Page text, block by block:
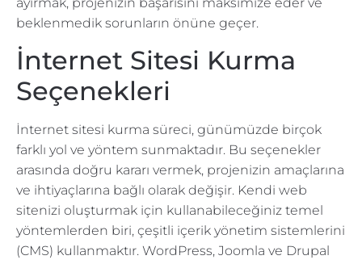
ayırmak, projenizin başarısını maksimize eder ve
beklenmedik sorunların önüne geçer.
İnternet Sitesi Kurma
Seçenekleri
İnternet sitesi kurma süreci, günümüzde birçok
farklı yol ve yöntem sunmaktadır. Bu seçenekler
arasında doğru kararı vermek, projenizin amaçlarına
ve ihtiyaçlarına bağlı olarak değişir. Kendi web
sitenizi oluşturmak için kullanabileceğiniz temel
yöntemlerden biri, çeşitli içerik yönetim sistemlerini
(CMS) kullanmaktır. WordPress, Joomla ve Drupal